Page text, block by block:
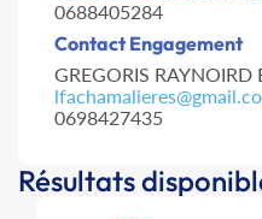
0688405284
Contact Engagement
GREGORIS RAYNOIRD
0698427435
Résultats